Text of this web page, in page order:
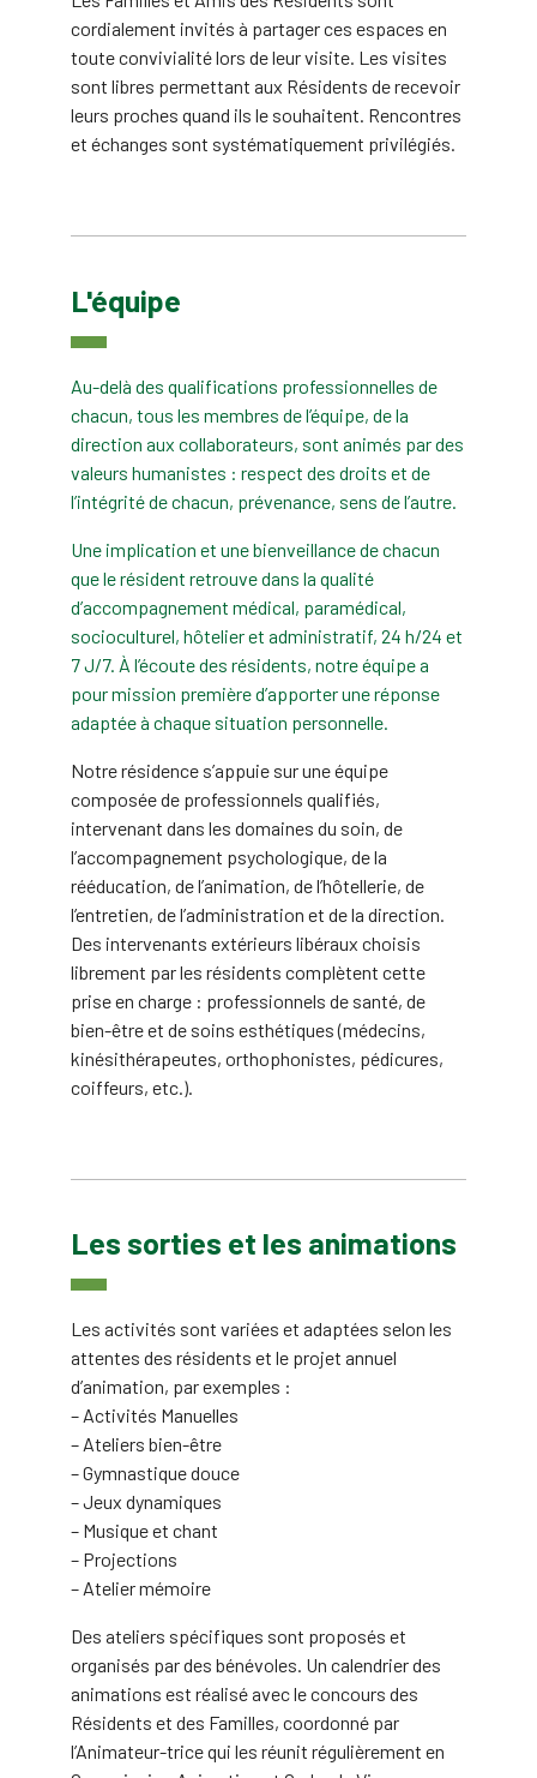
cordialement invités à partager ces espaces en
toute convivialité lors de leur visite. Les visites
sont libres permettant aux Résidents de recevoir
leurs proches quand ils le souhaitent. Rencontres
et échanges sont systématiquement privilégiés.
L'équipe
Au-delà des qualifications professionnelles de
chacun, tous les membres de l’équipe, de la
direction aux collaborateurs, sont animés par des
valeurs humanistes : respect des droits et de
l’intégrité de chacun, prévenance, sens de l’autre.
Une implication et une bienveillance de chacun
que le résident retrouve dans la qualité
d’accompagnement médical, paramédical,
socioculturel, hôtelier et administratif, 24 h/24 et
7 J/7. À l’écoute des résidents, notre équipe a
pour mission première d’apporter une réponse
adaptée à chaque situation personnelle.
Notre résidence s’appuie sur une équipe
composée de professionnels qualifiés,
intervenant dans les domaines du soin, de
l’accompagnement psychologique, de la
rééducation, de l’animation, de l’hôtellerie, de
l’entretien, de l’administration et de la direction.
Des intervenants extérieurs libéraux choisis
librement par les résidents complètent cette
prise en charge : professionnels de santé, de
bien-être et de soins esthétiques (médecins,
kinésithérapeutes, orthophonistes, pédicures,
coiffeurs, etc.).
Les sorties et les animations
Les activités sont variées et adaptées selon les
attentes des résidents et le projet annuel
d’animation, par exemples :
– Activités Manuelles
– Ateliers bien-être
– Gymnastique douce
– Jeux dynamiques
– Musique et chant
– Projections
– Atelier mémoire
Des ateliers spécifiques sont proposés et
organisés par des bénévoles. Un calendrier des
animations est réalisé avec le concours des
Résidents et des Familles, coordonné par
l’Animateur-trice qui les réunit régulièrement en